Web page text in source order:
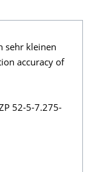
sehr kleinen
accuracy of
52-5-7.275-